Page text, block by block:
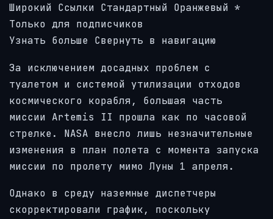
Широкий Ссылки Стандартный Оранжевый *
Только для подписчиков
Узнать больше Свернуть в навигацию
За исключением досадных проблем с
туалетом и системой утилизации отходов
космического корабля, большая часть
миссии Artemis II прошла как по часовой
стрелке. NASA внесло лишь незначительные
изменения в план полета с момента запуска
миссии по пролету мимо Луны 1 апреля.
Однако в среду наземные диспетчеры
скорректировали график, поскольку